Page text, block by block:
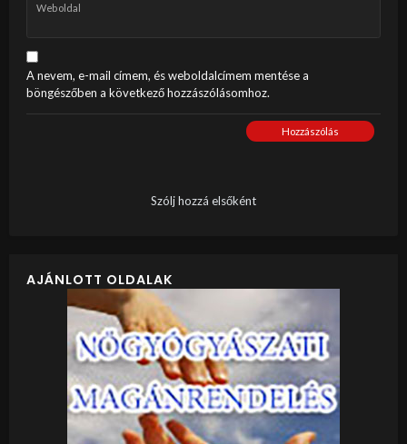
Weboldal
A nevem, e-mail címem, és weboldalcímem mentése a
böngészőben a következő hozzászólásomhoz.
Hozzászólás
Szólj hozzá elsőként
AJÁNLOTT OLDALAK